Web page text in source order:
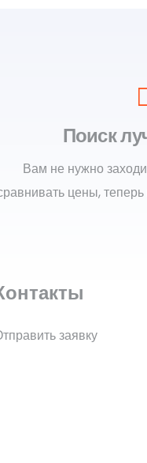
Поиск
Вам не нужно
цены,
заявку